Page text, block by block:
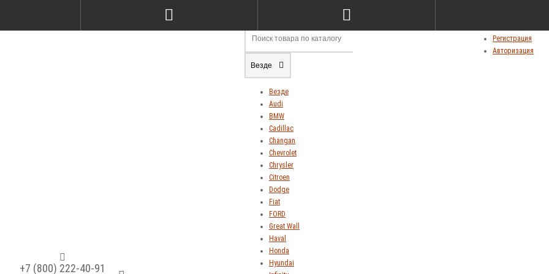
Регистрация
Авторизация
Сравнение товаров (0)
+7 (800) 222-40-91
Везде
Везде
Audi
BMW
Cadillac
Changan
Chevrolet
Chrysler
Citroen
Dodge
Fiat
FORD
Great Wall
Haval
Honda
Hyundai